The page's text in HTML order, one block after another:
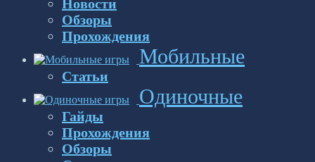
Новости
Обзоры
Прохождения
Мобильные
Статьи
Одиночные
Гайды
Прохождения
Обзоры